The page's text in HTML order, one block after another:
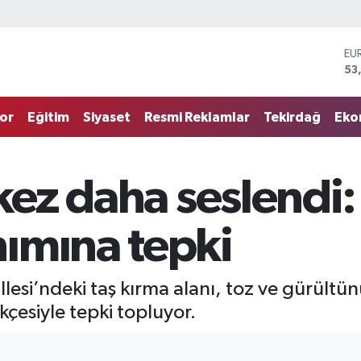
Eğitim Siyaset Resmi Reklamlar Tekirdağ
daha
tepki
taş kırma alanı, toz ve
tepki topluyor.